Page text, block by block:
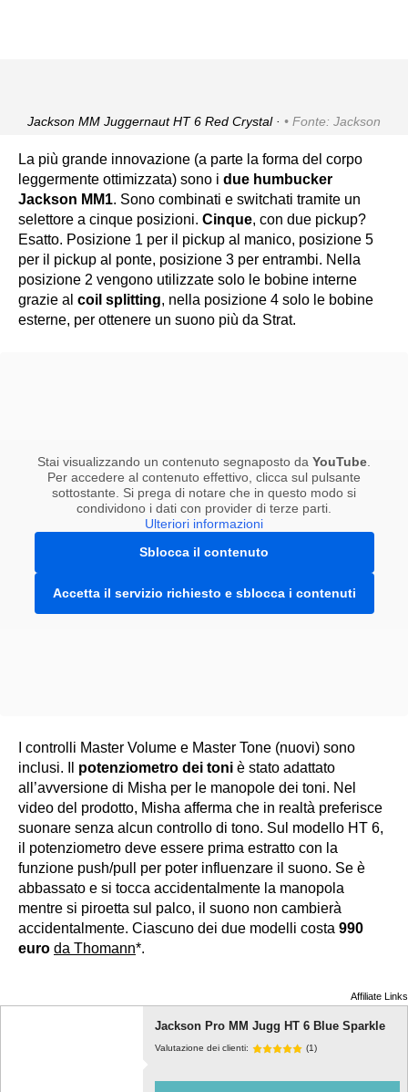
Jackson MM Juggernaut HT 6 Red Crystal · Fonte: Jackson
La più grande innovazione (a parte la forma del corpo
leggermente ottimizzata) sono i due humbucker
Jackson MM1. Sono combinati e switchati tramite un
selettore a cinque posizioni. Cinque, con due pickup?
Esatto. Posizione 1 per il pickup al manico, posizione 5
per il pickup al ponte, posizione 3 per entrambi. Nella
posizione 2 vengono utilizzate solo le bobine interne
grazie al coil splitting, nella posizione 4 solo le bobine
esterne, per ottenere un suono più da Strat.
Stai visualizzando un contenuto segnaposto da YouTube
Per accedere al contenuto effettivo, clicca sul pulsante
sottostante. Si prega di notare che in questo modo si
condividono i dati con provider di terze parti.
Ulteriori informazioni
Sblocca il contenuto
Accetta il servizio richiesto e sblocca i contenuti
I controlli Master Volume e Master Tone (nuovi) sono
inclusi. Il potenziometro dei toni è stato adattato
all’avversione di Misha per le manopole dei toni. Nel
video del prodotto, Misha afferma che in realtà preferisce
suonare senza alcun controllo di tono. Sul modello HT 6,
il potenziometro deve essere prima estratto con la
funzione push/pull per poter influenzare il suono. Se è
abbassato e si tocca accidentalmente la manopola
mentre si piroetta sul palco, il suono non cambierà
accidentalmente. Ciascuno dei due modelli costa 990
euro da Thomann*.
Affiliate Links
Jackson Pro MM Jugg HT 6 Blue Sparkle
Valutazione dei clienti: (1)